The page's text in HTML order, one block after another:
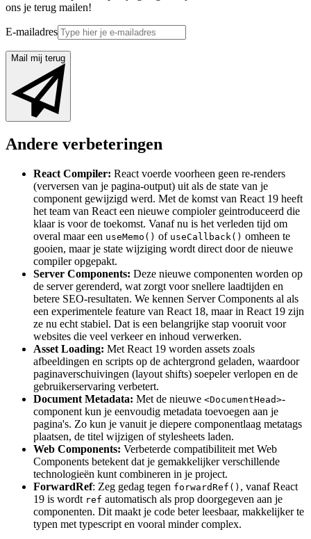
ons je terug mailen!
E-mailadres
Mail mij terug
Andere verbeteringen
React Compiler: React voerde voorheen geen re-renders
(verversen van je pagina-output) uit als de state van je
component gewijzigd werd. Met de komst van React 19 heeft
het team van React een nieuwe compioler geintroduceerd die
klaar is voor de toekomst. Vanaf nu is het verleden tijd om
overal maar een useMemo() of useCallback() omheen te
gooien, maar je state wijziging wordt direct door de nieuwe
compiler opgepakt.
Server Components: Deze nieuwe componenten worden op
de server gerenderd, wat zorgt voor snellere laadtijden en
betere SEO-resultaten. We kennen Server Components al als
een experimentele feature van React 18, maar in React 19 zijn
ze nu echt stabiel. Dat is een belangrijke stap vooruit voor
websites die veel verkeer en inhoud verwerken.
Asset Loading: Met React 19 worden assets zoals
afbeeldingen en scripts op de achtergrond geladen, waardoor
paginaverschuivingen (layout shifts) soepeler verlopen en de
gebruikerservaring verbetert.
Document Metadata: Met de nieuwe <DocumentHead>-
component kun je eenvoudig metadata toevoegen aan je
pagina's. Zo kun je vanuit je diepere componentlaag metatags
plaatsen, de titel wijzigen of stylesheets laden.
Web Components: Verbeterde compatibiliteit met Web
Components betekent dat je gemakkelijker verschillende
technologieën kunt combineren in je project.
ForwardRef: Zeg gedag tegen forwardRef() , vanaf React
19 is wordt ref automatisch als prop doorgegeven aan je
componenten. Dit maakt je code beter leesbaar, makkelijker te
typen met typescript en vooral minder complex.